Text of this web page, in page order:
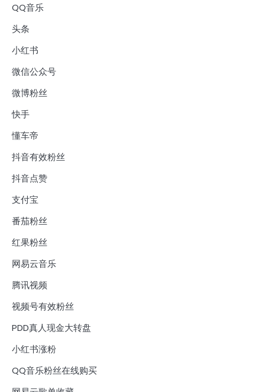
QQ音乐
头条
小红书
微信公众号
微博粉丝
快手
懂车帝
抖音有效粉丝
抖音点赞
支付宝
番茄粉丝
红果粉丝
网易云音乐
腾讯视频
视频号有效粉丝
PDD真人现金大转盘
小红书涨粉
QQ音乐粉丝在线购买